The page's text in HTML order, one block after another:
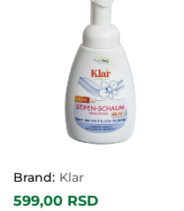
Brand: Klar
599,00 RSD